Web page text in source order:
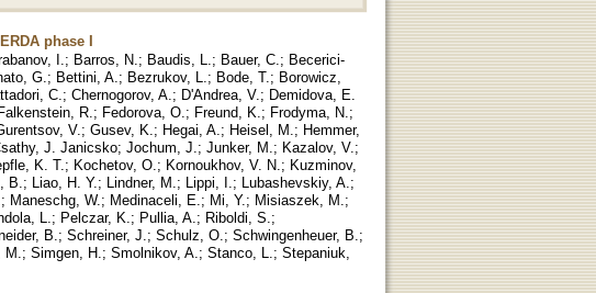
phase I
I. ; Barros, N. ; Baudis, L. ; Bauer, C. ; Becerici-
G. ; Bettini, A. ; Bezrukov, L. ; Bode, T. ; Borowicz,
C. ; Chernogorov, A. ; D'Andrea, V. ; Demidova, E.
R. ; Fedorova, O. ; Freund, K. ; Frodyma, N. ;
V. ; Gusev, K. ; Hegai, A. ; Heisel, M. ; Hemmer,
J. Janicsko; Jochum, J. ; Junker, M. ; Kazalov, V. ;
K. T. ; Kochetov, O. ; Kornoukhov, V. N. ; Kuzminov,
B. ; Liao, H. Y. ; Lindner, M. ; Lippi, I. ; Lubashevskiy, A. ;
; Maneschg, W. ; Medinaceli, E. ; Mi, Y. ; Misiaszek, M. ;
L. ; Pelczar, K. ; Pullia, A. ; Riboldi, S. ;
B. ; Schreiner, J. ; Schulz, O. ; Schwingenheuer, B. ;
; Simgen, H. ; Smolnikov, A. ; Stanco, L. ; Stepaniuk,